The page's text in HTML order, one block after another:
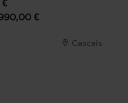
€
€
Cascais